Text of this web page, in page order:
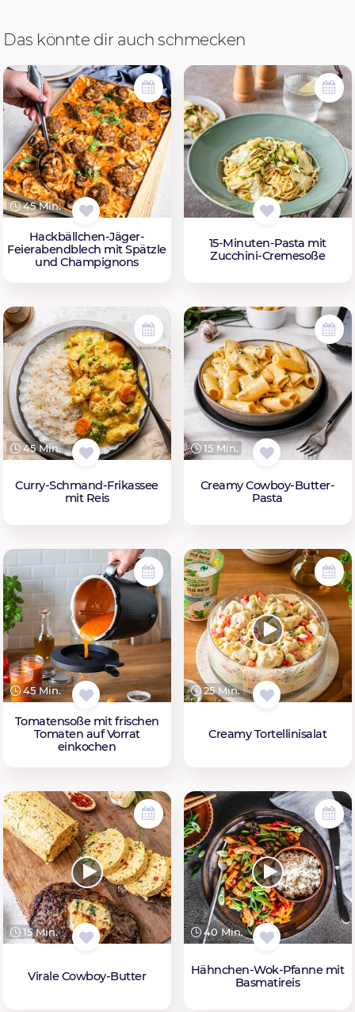
Das könnte dir auch schmecken
45 Min.
Hackbällchen-Jäger-
Feierabendblech mit Spätzle
und Champignons
15-Minuten-Pasta mit
Zucchini-Cremesoße
45 Min.
Curry-Schmand-Frikassee
mit Reis
15 Min.
Creamy Cowboy-Butter-
Pasta
45 Min.
Tomatensoße mit frischen
Tomaten auf Vorrat
einkochen
25 Min.
Creamy Tortellinisalat
15 Min.
Virale Cowboy-Butter
40 Min.
Hähnchen-Wok-Pfanne mit
Basmatireis